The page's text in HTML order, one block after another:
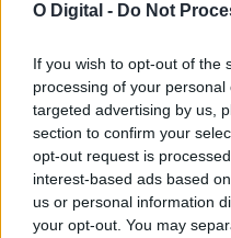
O Digital - Do Not
If you wish to opt-out of the
processing of your
targeted advertising by us,
section to confirm your
opt-out request is
interest-based ads based
us or personal information
your opt-out. You may